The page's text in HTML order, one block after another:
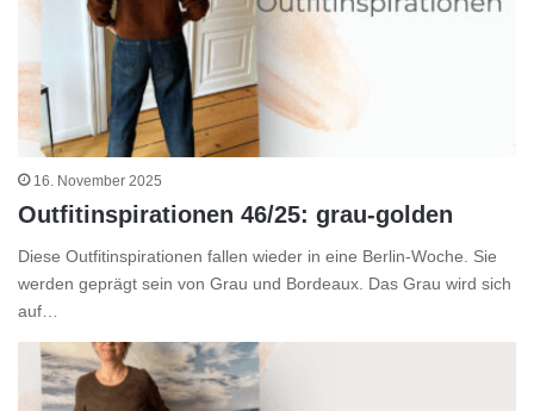
16. November 2025
Outfitinspirationen 46/25: grau-golden
Diese Outfitinspirationen fallen wieder in eine Berlin-Woche. Sie
werden geprägt sein von Grau und Bordeaux. Das Grau wird sich
auf…